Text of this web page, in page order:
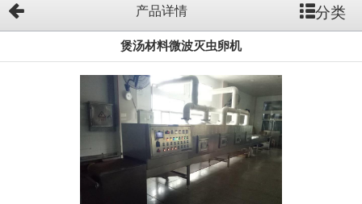
产品详情 分类
煲汤材料微波灭虫卵机